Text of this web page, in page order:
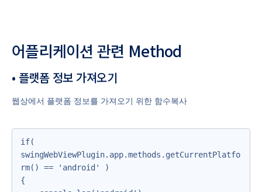
어플리케이션 관련 Method
• 플랫폼 정보 가져오기
웹상에서 플랫폼 정보를 가져오기 위한 함수복사
if(
swingWebViewPlugin.app.methods.getCurrentPlatfo
rm() == 'android' )
{